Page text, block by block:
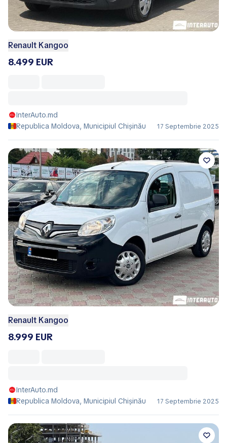
Renault Kangoo
8.499 EUR
InterAuto.md
Republica Moldova, Municipiul Chișinău
17 Septembrie 2025
Renault Kangoo
8.999 EUR
InterAuto.md
Republica Moldova, Municipiul Chișinău
17 Septembrie 2025